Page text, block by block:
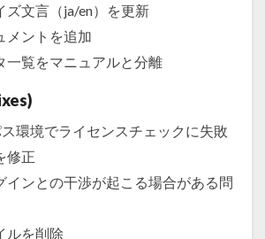
ズ文言（ja/en）を更新
メントを追加
一覧をマニュアルと分離
環境でライセンスチェックに失敗
修正
インとの干渉が起こる場合がある問
ルを削除